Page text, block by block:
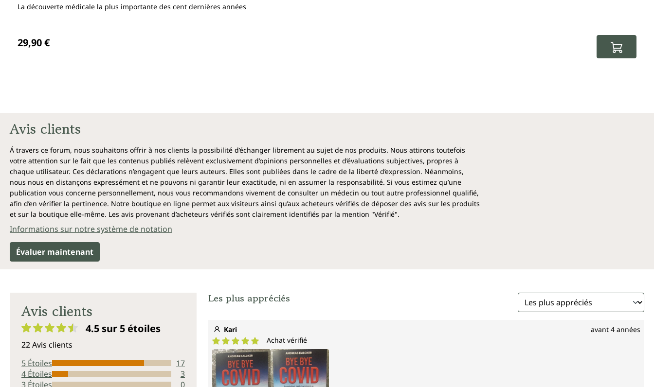
De tout cœur avec vous !
La découverte médicale la plus importante des cent dernières années
29,90 €
Avis clients
Á travers ce forum, nous souhaitons offrir à nos clients la possibilité d’échanger librement au sujet de nos produits. Nous attirons toutefois
votre attention sur le fait que les contenus publiés relèvent exclusivement d’opinions personnelles et d’évaluations subjectives, propres à
chaque utilisateur. Ces déclarations n’engagent que leurs auteurs. Elles sont publiées dans le cadre de la liberté d’expression. Néanmoins,
nous nous en distançons expressément et ne pouvons ni garantir leur exactitude, ni en assumer la responsabilité. Si vous estimez qu’une
publication vous concerne personnellement, nous vous recommandons vivement de consulter un médecin ou tout autre professionnel qualifié,
afin d’en vérifier la pertinence. Notre boutique en ligne permet aux visiteurs ainsi qu’aux acheteurs vérifiés de déposer des avis sur les produits
et sur la boutique elle-même. Les avis provenant d’acheteurs vérifiés sont clairement identifiés par la mention "Vérifié".
Informations sur notre système de notation
Évaluer maintenant
Avis clients
4.5 sur 5 étoiles
22 Avis clients
5 Étoiles
17
4 Étoiles
3
3 Étoiles
0
Les plus appréciés
Kari avant 4 années
Note moyenne de 5 sur 5 étoiles
Achat vérifié